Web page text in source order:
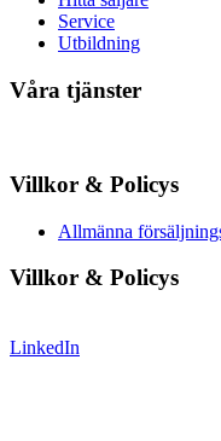
Service
Utbildning
Våra tjänster
Villkor & Policys
Allmänna
Villkor & Policys
LinkedIn